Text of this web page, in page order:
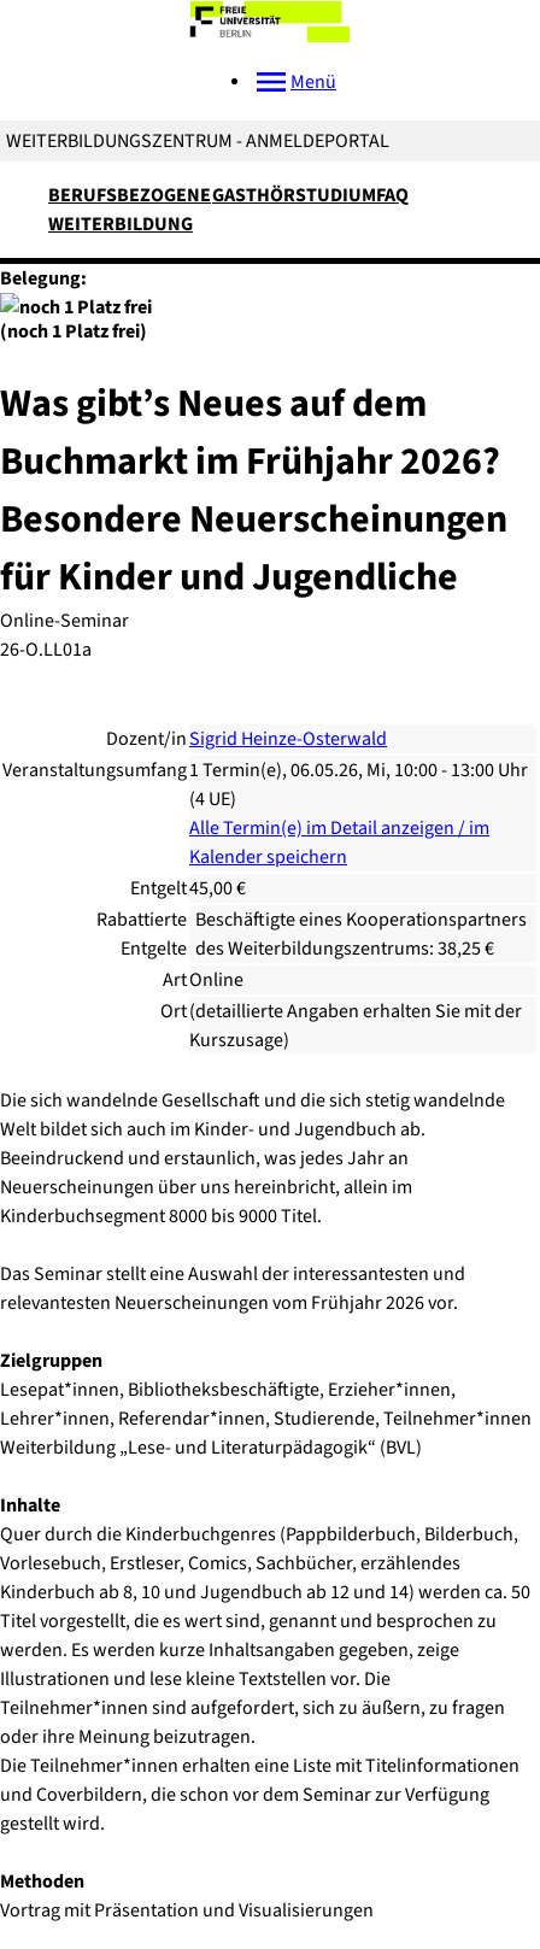
Menü
WEITERBILDUNGSZENTRUM - ANMELDEPORTAL
BERUFSBEZOGENE
WEITERBILDUNG
GASTHÖRSTUDIUMFAQ
Was gibt’s Neues auf dem
Buchmarkt im Frühjahr 2026?
Besondere Neuerscheinungen
für Kinder und Jugendliche
Online-Seminar
26-O.LL01a
Dozent/inSigrid Heinze-Osterwald
Veranstaltungsumfang1 Termin(e), 06.05.26, Mi, 10:00 - 13:00 Uhr
(4 UE)
Alle Termin(e) im Detail anzeigen / im
Kalender speichern
Entgelt45,00 €
Rabattierte
Entgelte
Beschäftigte eines Kooperationspartners
des Weiterbildungszentrums: 38,25 €
ArtOnline
Ort(detaillierte Angaben erhalten Sie mit der
Kurszusage)
Die sich wandelnde Gesellschaft und die sich stetig wandelnde
Welt bildet sich auch im Kinder- und Jugendbuch ab.
Beeindruckend und erstaunlich, was jedes Jahr an
Neuerscheinungen über uns hereinbricht, allein im
Kinderbuchsegment 8000 bis 9000 Titel.
Das Seminar stellt eine Auswahl der interessantesten und
relevantesten Neuerscheinungen vom Frühjahr 2026 vor.
Zielgruppen
Lesepat*innen, Bibliotheksbeschäftigte, Erzieher*innen,
Lehrer*innen, Referendar*innen, Studierende, Teilnehmer*innen
Weiterbildung „Lese- und Literaturpädagogik“ (BVL)
Inhalte
Quer durch die Kinderbuchgenres (Pappbilderbuch, Bilderbuch,
Vorlesebuch, Erstleser, Comics, Sachbücher, erzählendes
Kinderbuch ab 8, 10 und Jugendbuch ab 12 und 14) werden ca. 50
Titel vorgestellt, die es wert sind, genannt und besprochen zu
werden. Es werden kurze Inhaltsangaben gegeben, zeige
Illustrationen und lese kleine Textstellen vor. Die
Teilnehmer*innen sind aufgefordert, sich zu äußern, zu fragen
oder ihre Meinung beizutragen.
Die Teilnehmer*innen erhalten eine Liste mit Titelinformationen
und Coverbildern, die schon vor dem Seminar zur Verfügung
gestellt wird.
Methoden
Vortrag mit Präsentation und Visualisierungen
Belegung:
(noch 1 Platz frei)